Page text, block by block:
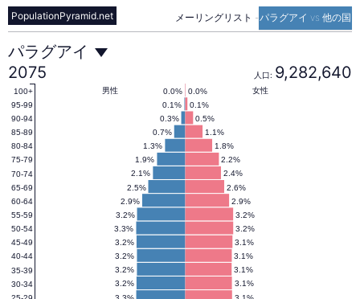
メーリングリスト -パラグアイ vs 他の国
PopulationPyramid.net
パ
ラ
グ
ア
イ
の
パラグアイ
2075
人口: 9,282,640
3.1%
3.2%
3.1%
3.2%
3.1%
3.2%
3.1%
3.2%
3.2%
3.3%
3.2%
3.2%
2.9%
2.9%
2.6%
2.5%
2.4%
2.1%
2.2%
1.9%
1.8%
1.3%
1.1%
0.7%
0.5%
0.3%
0.1%
0.1%
0.0%
0.0% 女性
男性
30-34
35-39
40-44
45-49
50-54
55-59
60-64
65-69
70-74
75-79
80-84
85-89
90-94
95-99
100+